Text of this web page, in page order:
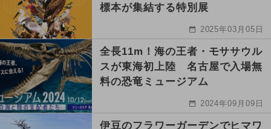
標本が集結する特別展
2025年03月05日
全長11m！海の王者・モササウル
スが東海初上陸 名古屋で入場無
料の恐竜ミュージアム
2024年09月09日
伊豆のフラワーガーデンでヒマワ